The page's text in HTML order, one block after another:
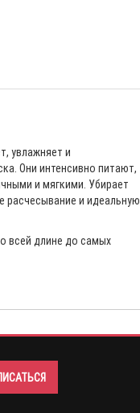
увлажняет и
Они интенсивно питают,
и мягкими. Убирает
расчесывание и идеальную
всей длине до самых